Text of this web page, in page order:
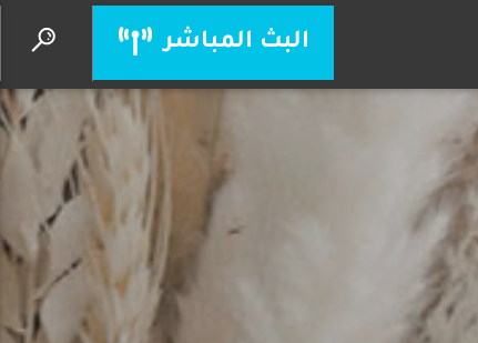
البث المباشر
تهلل وترنم
مجموعة عمانوئيل